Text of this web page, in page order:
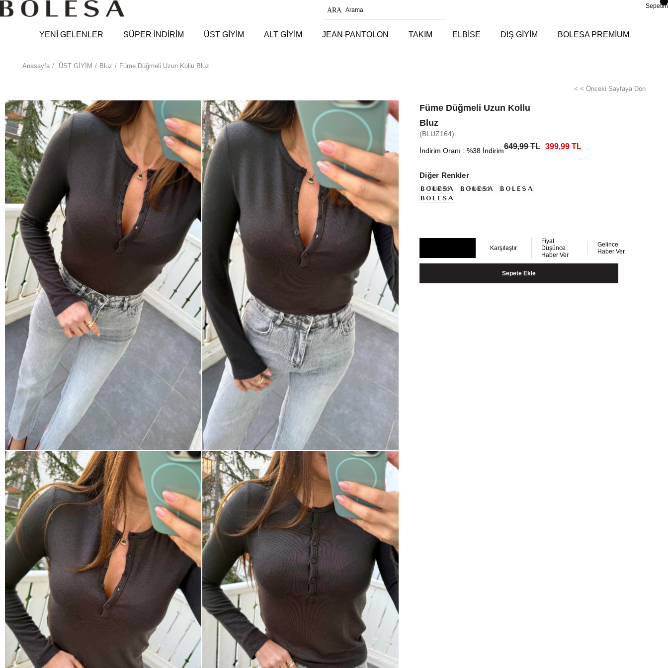
Sepetim
YENİ GELENLER SÜPER İNDİRİM ÜST GİYİM ALT GİYİM JEAN PANTOLON TAKIM ELBİSE DIŞ GİYİM BOLESA PREMİUM
Anasayfa ÜST GİYİM Bluz Füme Düğmeli Uzun Kollu Bluz
< < Önceki Sayfaya Dön
Füme Düğmeli Uzun Kollu
Bluz
(BLUZ164)
İndirim Oranı : %38 İndirim649,99 TL 399,99 TL
Diğer Renkler
Tükendi Tükendi
Karşılaştır
Fiyat
Düşünce
Haber Ver
Gelince
Haber Ver